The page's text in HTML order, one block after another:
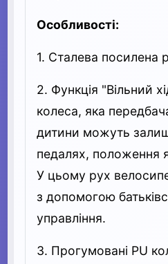
Особливості:
1. Сталева посилена
2. Функція "Вільний
колеса, яка
дитини можуть
педалях, положення
У цьому рух
з допомогою
управління.
3. Прогумовані PU